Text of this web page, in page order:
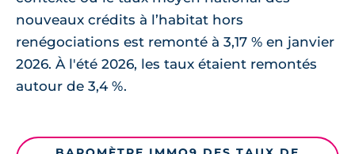
nouveaux crédits à l’habitat hors
renégociations est remonté à 3,17 % en janvier
2026. À l'été 2026, les taux étaient remontés
autour de 3,4 %.